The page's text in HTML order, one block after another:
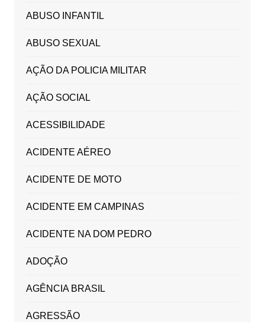
ABUSO INFANTIL
ABUSO SEXUAL
AÇÃO DA POLICIA MILITAR
AÇÃO SOCIAL
ACESSIBILIDADE
ACIDENTE AÉREO
ACIDENTE DE MOTO
ACIDENTE EM CAMPINAS
ACIDENTE NA DOM PEDRO
ADOÇÃO
AGÊNCIA BRASIL
AGRESSÃO